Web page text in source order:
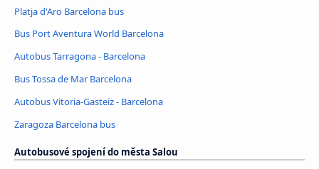
Platja d'Aro Barcelona bus
Bus Port Aventura World Barcelona
Autobus Tarragona - Barcelona
Bus Tossa de Mar Barcelona
Autobus Vitoria-Gasteiz - Barcelona
Zaragoza Barcelona bus
Autobusové spojení do města Salou